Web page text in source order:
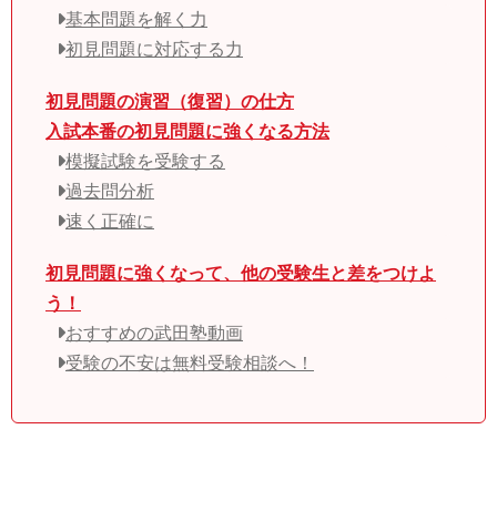
基本問題を解く力
初見問題に対応する力
初見問題の演習（復習）の仕方
入試本番の初見問題に強くなる方法
模擬試験を受験する
過去問分析
速く正確に
初見問題に強くなって、他の受験生と差をつけよ
う！
おすすめの武田塾動画
受験の不安は無料受験相談へ！